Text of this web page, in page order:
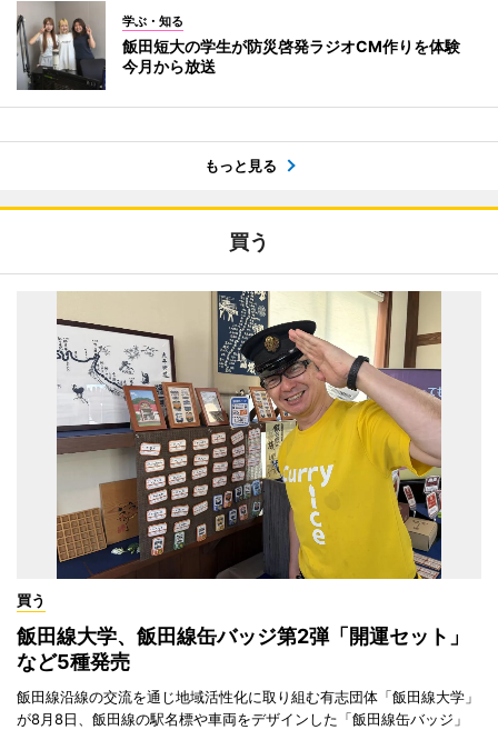
学ぶ・知る
飯田短大の学生が防災啓発ラジオCM作りを体験
今月から放送
もっと見る
買う
買う
飯田線大学、飯田線缶バッジ第2弾「開運セット」
など5種発売
飯田線沿線の交流を通じ地域活性化に取り組む有志団体「飯田線大学」
が8月8日、飯田線の駅名標や車両をデザインした「飯田線缶バッジ」